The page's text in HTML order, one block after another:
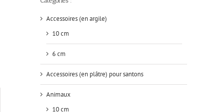
Accessoires (en argile)
10 cm
6 cm
Accessoires (en plâtre) pour santons
Animaux
10 cm